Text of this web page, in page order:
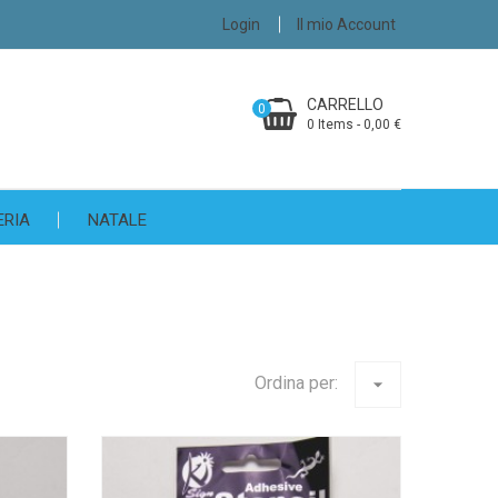
Login Il mio Account
CARRELLO
0 Items - 0,00 €
0
NATALE
Ordina per: arrow_drop_down